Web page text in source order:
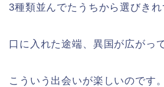
3種類並んでたうちから選びきれ
口に入れた途端、異国が広がっ
こういう出会いが楽しいのです。